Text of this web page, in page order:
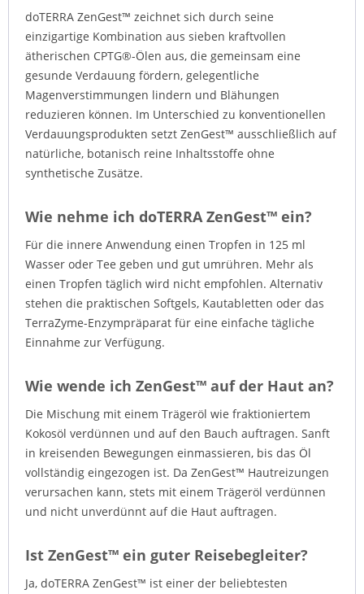
doTERRA ZenGest™ zeichnet sich durch seine
einzigartige Kombination aus sieben kraftvollen
ätherischen CPTG®-Ölen aus, die gemeinsam eine
gesunde Verdauung fördern, gelegentliche
Magenverstimmungen lindern und Blähungen
reduzieren können. Im Unterschied zu konventionellen
Verdauungsprodukten setzt ZenGest™ ausschließlich auf
natürliche, botanisch reine Inhaltsstoffe ohne
synthetische Zusätze.
Wie nehme ich doTERRA ZenGest™ ein?
Für die innere Anwendung einen Tropfen in 125 ml
Wasser oder Tee geben und gut umrühren. Mehr als
einen Tropfen täglich wird nicht empfohlen. Alternativ
stehen die praktischen Softgels, Kautabletten oder das
TerraZyme-Enzympräparat für eine einfache tägliche
Einnahme zur Verfügung.
Wie wende ich ZenGest™ auf der Haut an?
Die Mischung mit einem Trägeröl wie fraktioniertem
Kokosöl verdünnen und auf den Bauch auftragen. Sanft
in kreisenden Bewegungen einmassieren, bis das Öl
vollständig eingezogen ist. Da ZenGest™ Hautreizungen
verursachen kann, stets mit einem Trägeröl verdünnen
und nicht unverdünnt auf die Haut auftragen.
Ist ZenGest™ ein guter Reisebegleiter?
Ja, doTERRA ZenGest™ ist einer der beliebtesten